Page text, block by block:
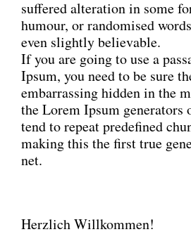
suf­fe­r­ed altera­ti­on in some
humour, or ran­do­mi­sed
even slight­ly belie­va­ble.
If you are going to use a
Ipsum, you need to be sure
embar­ras­sing hid­den in the
the Lorem Ipsum gene­ra­tors
tend to repeat pre­de­fi­ned
making this the first true
net.
Herzlich Willkommen!